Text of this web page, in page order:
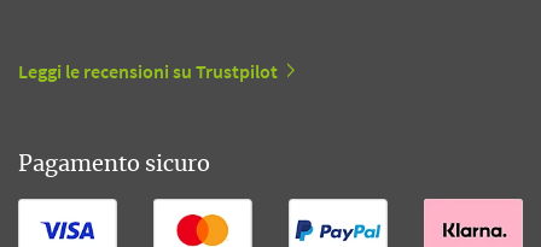
Leggi le recensioni su Trustpilot
Pagamento sicuro